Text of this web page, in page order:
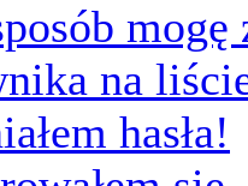
na
hasła!